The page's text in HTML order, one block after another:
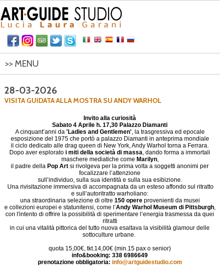
>> MENU
ITINERARI
28-03-2026
VISITA GUIDATA ALLA MOSTRA SU ANDY WARHOL
Invito alla curiosità
Sabato 4 Aprile h. 17,30 Palazzo Diamanti
A cinquant’anni da 'Ladies and Gentlemen', la trasgressiva ed epocale
esposizione del 1975 che portò a palazzo Diamanti in anteprima mondiale
il ciclo dedicato alle drag queen di New York, Andy Warhol torna a Ferrara.
Dopo aver esplorato i miti della società di massa, dando forma a immortali
maschere mediatiche come Marilyn,
il padre della Pop Art si rivolgeva per la prima volta a soggetti anonimi per
focalizzare l’attenzione
sull’individuo, sulla sua identità e sulla sua esibizione.
Una rivisitazione immersiva di accompagnata da un esteso affondo sul ritratto
e sull’autoritratto warholiano:
una straordinaria selezione di oltre 150 opere provenienti da musei
e collezioni europei e statunitensi, come l’Andy Warhol Museum di Pittsburgh,
con l'intento di offrire la possibilità di sperimentare l’energia trasmessa da quei
ritratti
in cui una vitalità pittorica del tutto nuova esaltava la visibilità glamour delle
sottoculture urbane.
quota 15,00€, tkt.14,00€ (min.15 pax o senior)
info&booking: 338 6986649
prenotazione obbligatoria: info@artguidestudio.com